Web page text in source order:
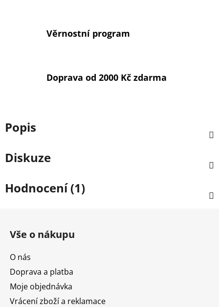
Věrnostní program
Doprava od 2000 Kč zdarma
Popis
Diskuze
Hodnocení (1)
Vše o nákupu
O nás
Doprava a platba
Moje objednávka
Vrácení zboží a reklamace